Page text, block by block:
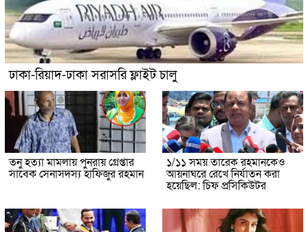
ঢাকা-রিয়াদ-ঢাকা সরাসরি ফ্লাইট চালু
তনু হত্যা মামলায় পুনরায় গ্রেপ্তার
সাবেক সেনাসদস্য হাফিজুর রহমান
১/১১ সময় তারেক রহমানকেও
আয়নাঘরে রেখে নির্যাতন করা
হয়েছিল: চিফ প্রসিকিউটর